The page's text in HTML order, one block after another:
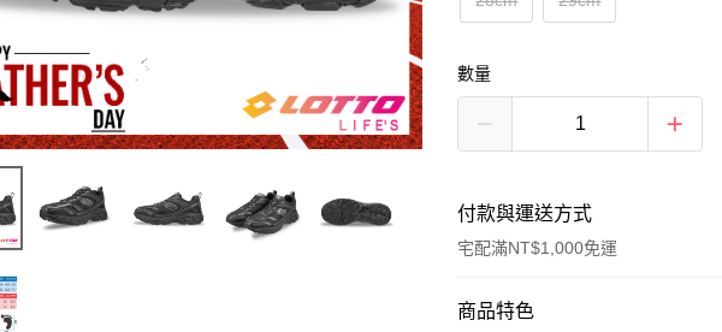
數量
付款與運送方式
宅配滿NT$1,000免運
付款方式
商品特色